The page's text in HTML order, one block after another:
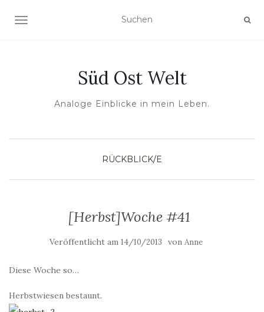
NAVIGATION UMSCHALTEN
Süd Ost Welt
Analoge Einblicke in mein Leben.
RÜCKBLICK/E
[Herbst]Woche #41
Veröffentlicht am 14/10/2013 von Anne
Diese Woche so…
Herbstwiesen bestaunt.